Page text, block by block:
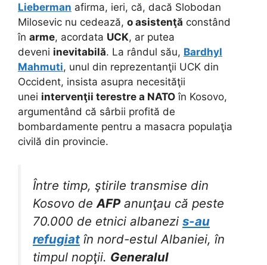
Lieberman afirma, ieri, că, dacă Slobodan
Milosevic nu cedează, o asistenţă constând
în arme, acordata UCK, ar putea
deveni inevitabilă. La rândul său, Bardhyl
Mahmuti, unul din reprezentanţii UCK din
Occident, insista asupra necesităţii
unei intervenţii terestre a NATO în Kosovo,
argumentând că sârbii profită de
bombardamente pentru a masacra populaţia
civilă din provincie.
Între timp, ştirile transmise din
Kosovo de AFPanunţau că peste
70.000 de etnici albanezi s-au
refugiat în nord-estul Albaniei, în
timpul nopţii. Generalul